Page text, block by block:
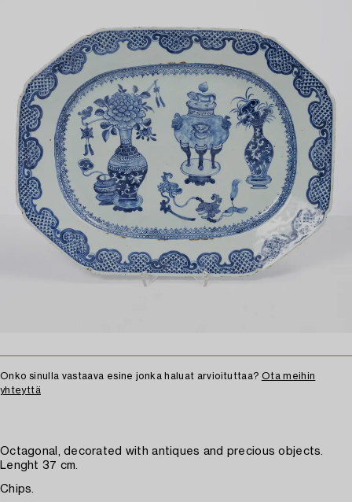
Onko sinulla vastaava esine jonka haluat arvioituttaa? Ota meihin
yhteyttä
Octagonal, decorated with antiques and precious objects.
Lenght 37 cm.
Chips.